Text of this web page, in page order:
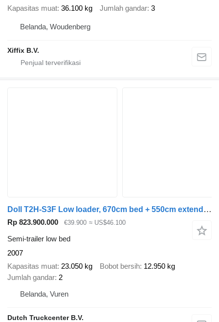
Kapasitas muat 36.100 kg Jumlah gandar 3
Belanda, Woudenberg
Xiffix B.V.
Doll T2H-S3F Low loader, 670cm bed + 550cm extendable
Rp 823.900.000 €39.900 ≈ US$46.100
Semi-trailer low bed
2007
Kapasitas muat 23.050 kg Bobot bersih 12.950 kg
Jumlah gandar 2
Belanda, Vuren
Dutch Truckcenter B.V.